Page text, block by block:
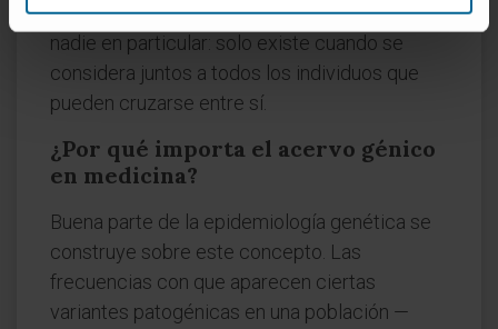
propio genoma, pero el acervo no pertenece a
nadie en particular: solo existe cuando se
considera juntos a todos los individuos que
pueden cruzarse entre sí.
¿Por qué importa el acervo génico
en medicina?
Buena parte de la epidemiología genética se
construye sobre este concepto. Las
frecuencias con que aparecen ciertas
variantes patogénicas en una población —